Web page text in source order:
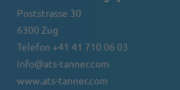
Poststrasse 30
6300 Zug
Telefon +41 41 710 06 03
info@ats-tanner.com
www.ats-tanner.com